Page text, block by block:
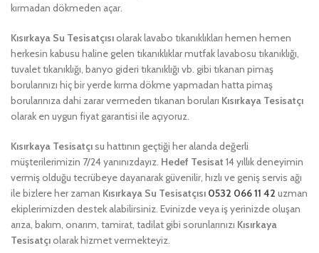
kırmadan dökmeden açar.
Kısırkaya Su Tesisatçısıolarak lavabo tıkanıklıkları hemen hemen
herkesin kabusu haline gelen tıkanıklıklar mutfak lavabosu tıkanıklığı,
tuvalet tıkanıklığı, banyo gideri tıkanıklığı vb. gibi tıkanan pimaş
borularınızı hiç bir yerde kırma dökme yapmadan hatta pimaş
borularınıza dahi zarar vermeden tıkanan boruları Kısırkaya Tesisatçı
olarak en uygun fiyat garantisi ile açıyoruz.
Kısırkaya Tesisatçısu hattının geçtiği her alanda değerli
müşterilerimizin 7/24 yanınızdayız. Hedef Tesisat 14 yıllık deneyimin
vermiş olduğu tecrübeye dayanarak güvenilir, hızlı ve geniş servis ağı
ile bizlere her zaman Kısırkaya Su Tesisatçısı 0532 066 11 42 uzman
ekiplerimizden destek alabilirsiniz. Evinizde veya iş yerinizde oluşan
arıza, bakım, onarım, tamirat, tadilat gibi sorunlarınızı Kısırkaya
Tesisatçıolarak hizmet vermekteyiz.